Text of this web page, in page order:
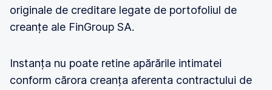
originale de creditare legate de portofoliul de
creanțe ale FinGroup SA.
Instanța nu poate retine apărările intimatei
conform cărora creanța aferenta contractului de